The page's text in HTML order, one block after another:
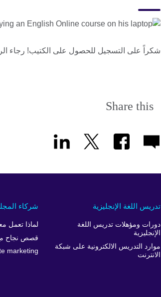
شكراً على التسجيل للحصول على الكتيب! رجاء
Share this
شركاء
لماذا تعمل
قصص نجاح
marketing
تدريس اللغة الإنجليزية
دورات ومؤهلات تدريس اللغة
الإنجليزية
موارد التدريس الالكترونية على شبكة
الانترنت